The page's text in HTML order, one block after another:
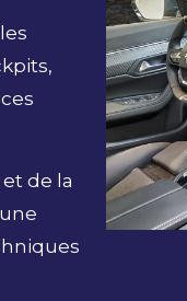
de la